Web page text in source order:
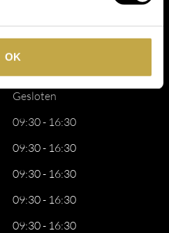
OK
Gesloten
09:30 - 16:30
09:30 - 16:30
09:30 - 16:30
09:30 - 16:30
09:30 - 16:30